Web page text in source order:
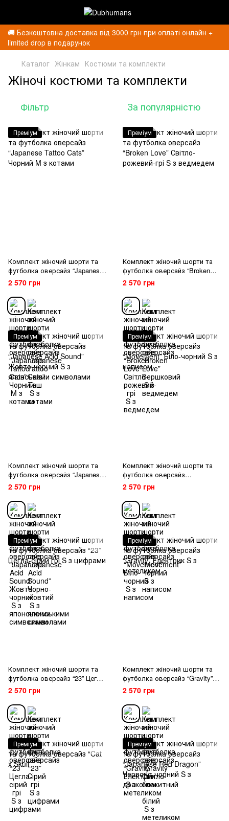
🚚 Безкоштовна доставка від 3000 грн при оплаті онлайн +
limited drop в подарунок
Каталог Жінкам Костюми та комплекти
Жіночі костюми та комплекти
Фільтр За популярністю
Преміум
Комплект жіночий шорти та
футболка оверсайз “Japanese
Tattoo Cats” Чорний M з
2 570 грн
Преміум
Комплект жіночий шорти та
футболка оверсайз “Broken
Love” Світло-рожевий-грі S з
ведмедем
2 570 грн
Преміум
Комплект жіночий шорти та
футболка оверсайз “Japanese
Acid Sound” Жовто-чорний S з
японськими символами
2 570 грн
Преміум
Комплект жіночий шорти та
футболка оверсайз
“Movement” Біло-чорний S з
написом
2 570 грн
Преміум
Комплект жіночий шорти та
футболка оверсайз “23” Цегла-
сірий грі S з цифрами
2 570 грн
Преміум
Комплект жіночий шорти та
футболка оверсайз “Gravity”
Електрик S з метеликом
2 570 грн
Преміум Преміум